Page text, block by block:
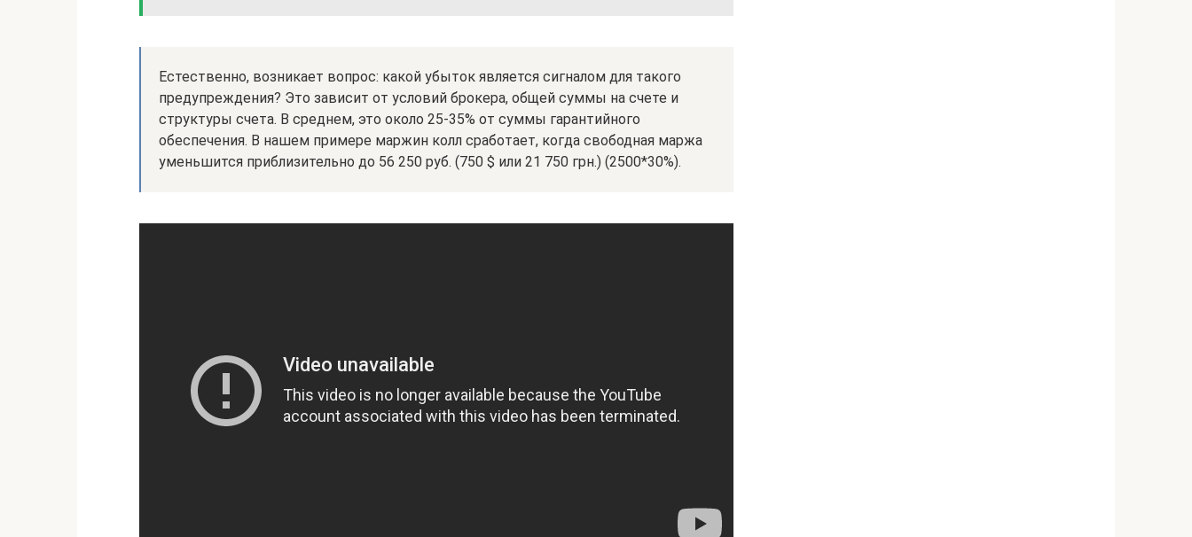
Естественно, возникает вопрос: какой убыток является сигналом для такого
предупреждения? Это зависит от условий брокера, общей суммы на счете и
структуры счета. В среднем, это около 25-35% от суммы гарантийного
обеспечения. В нашем примере маржин колл сработает, когда свободная маржа
уменьшится приблизительно до 56 250 руб. (750 $ или 21 750 грн.) (2500*30%).